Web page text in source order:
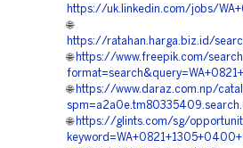
https://uk.linkedin.com/jobs/
🌐
https://ratahan.harga.biz.id/
🌐 https://www.freepik.com/
🌐 https://www.daraz.com.np/
🌐 https://glints.com/sg/